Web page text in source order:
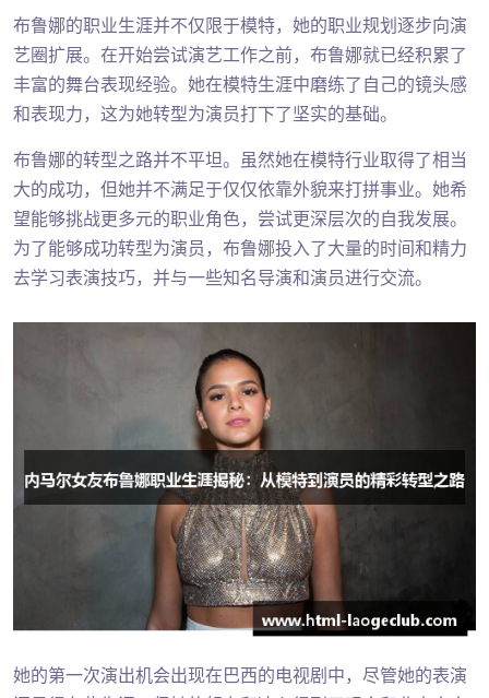
布鲁娜的职业生涯并不仅限于模特，她的职业规划逐步向演
艺圈扩展。在开始尝试演艺工作之前，布鲁娜就已经积累了
丰富的舞台表现经验。她在模特生涯中磨练了自己的镜头感
和表现力，这为她转型为演员打下了坚实的基础。
布鲁娜的转型之路并不平坦。虽然她在模特行业取得了相当
大的成功，但她并不满足于仅仅依靠外貌来打拼事业。她希
望能够挑战更多元的职业角色，尝试更深层次的自我发展。
为了能够成功转型为演员，布鲁娜投入了大量的时间和精力
去学习表演技巧，并与一些知名导演和演员进行交流。
她的第一次演出机会出现在巴西的电视剧中，尽管她的表演